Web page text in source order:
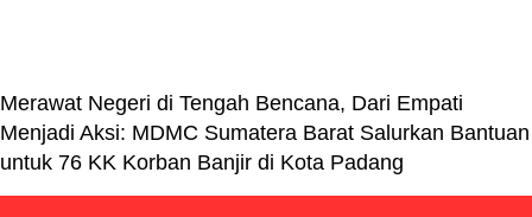
Merawat Negeri di Tengah Bencana, Dari Empati
Menjadi Aksi: MDMC Sumatera Barat Salurkan Bantuan
untuk 76 KK Korban Banjir di Kota Padang